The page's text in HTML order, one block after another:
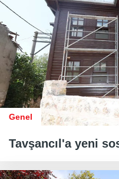
Genel
Tavşancıl'a yeni